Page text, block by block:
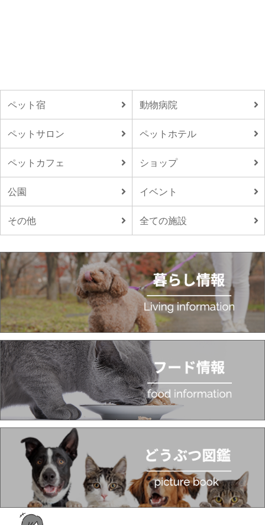
ペット宿 動物病院
ペットサロン ペットホテル
ペットカフェ ショップ
公園 イベント
その他 全ての施設